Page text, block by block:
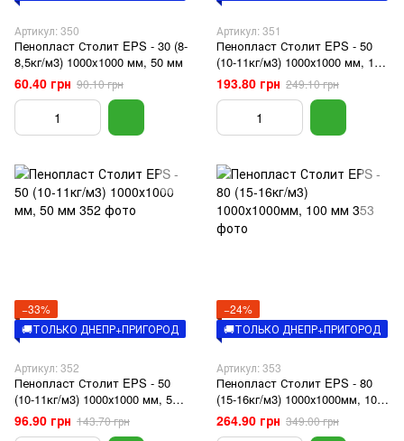
Артикул: 350
Пенопласт Столит EPS - 30 (8-
8,5кг/м3) 1000x1000 мм, 50 мм
60.40 грн 90.10 грн
Артикул: 351
Пенопласт Столит EPS - 50
(10-11кг/м3) 1000х1000 мм, 100
мм
193.80 грн 249.10 грн
−33%
🚚ТОЛЬКО ДНЕПР+ПРИГОРОД
Артикул: 352
Пенопласт Столит EPS - 50
(10-11кг/м3) 1000х1000 мм, 50
мм
96.90 грн 143.70 грн
−24%
🚚ТОЛЬКО ДНЕПР+ПРИГОРОД
Артикул: 353
Пенопласт Столит EPS - 80
(15-16кг/м3) 1000х1000мм, 100
мм
264.90 грн 349.00 грн